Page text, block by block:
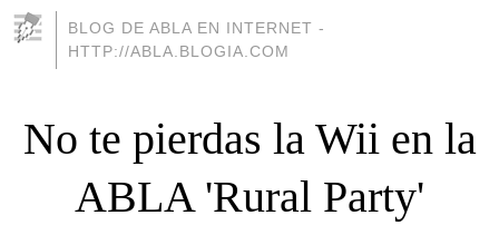
BLOG DE ABLA EN INTERNET -
HTTP://ABLA.BLOGIA.COM
No te pierdas la Wii en la
ABLA 'Rural Party'